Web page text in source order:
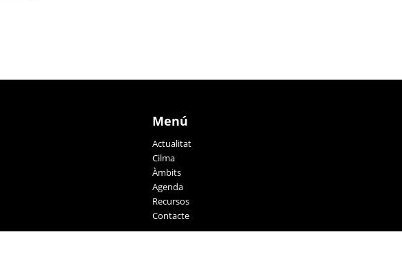
Menú
Actualitat
Cilma
Àmbits
Agenda
Recursos
Contacte